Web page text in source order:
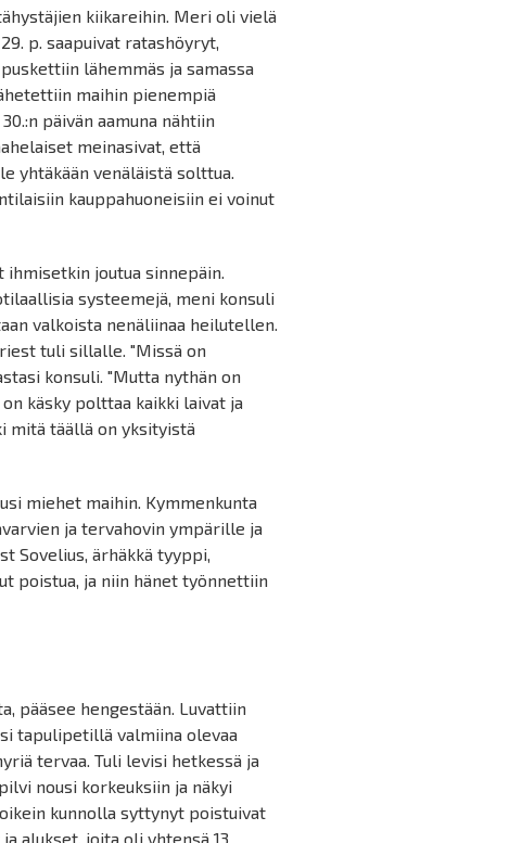
kiikareihin. Meri oli vielä
p. saapuivat ratashöyryt,
lähemmäs ja samassa
maihin pienempiä
päivän aamuna nähtiin
meinasivat, että
yhtäkään venäläistä solttua.
kauppahuoneisiin ei voinut
ihmisetkin joutua sinnepäin.
systeemejä, meni konsuli
valkoista nenäliinaa heilutellen.
tuli sillalle. "Missä on
konsuli. "Mutta nythän on
käsky polttaa kaikki laivat ja
mitä täällä on yksityistä
miehet maihin. Kymmenkunta
ja tervahovin ympärille ja
Sovelius, ärhäkkä tyyppi,
poistua, ja niin hänet työnnettiin
pääsee hengestään. Luvattiin
tapulipetillä valmiina olevaa
tervaa. Tuli levisi hetkessä ja
nousi korkeuksiin ja näkyi
kunnolla syttynyt poistuivat
alukset, joita oli yhtensä 13